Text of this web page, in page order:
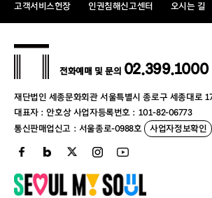
고객서비스헌장
인권침해신고센터 오시는 길
재단법인 세종문화회관 서울특별시 종로구 세종대로
대표자 : 안호상 사업자등록번호 : 101-82-06773
통신판매업신고 : 서울종로-0988호 사업자정보확인
전화예매 및 문의 02.399.1000